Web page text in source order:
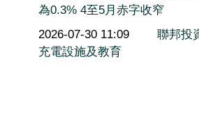
為0.3% 4至5月赤字收窄
2026-07-30 11:09
聯邦投
充電設施及教育